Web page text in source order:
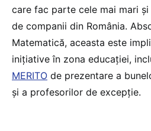
care fac parte cele mai mari
de companii din România.
Matematică, aceasta este
inițiative în zona educației,
MERITO de prezentare a
și a profesorilor de excepție.